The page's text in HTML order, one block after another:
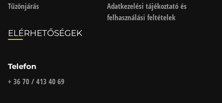
Tűzönjárás
Adatkezelési tájékoztató és
felhasználási feltételek
ELÉRHETŐSÉGEK
Telefon
+ 36 70 / 413 40 69